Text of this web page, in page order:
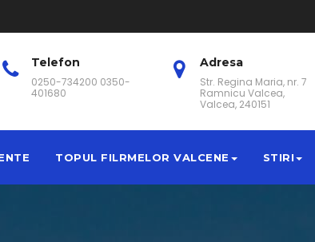
Telefon
0250-734200 0350-
401680
Adresa
Str. Regina Maria, nr. 7
Ramnicu Valcea,
Valcea, 240151
TOPUL FILRMELOR VALCENE STIRI